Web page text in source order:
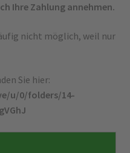
Ihre Zahlung annehmen.
nicht möglich, weil nur
Sie hier:
u/0/folders/14-